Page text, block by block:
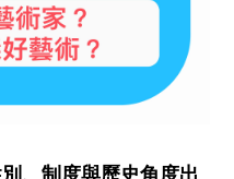
、制度與歷史角度出